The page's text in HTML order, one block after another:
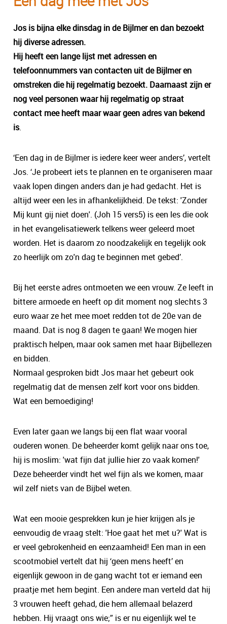
Jos is bijna elke dinsdag in de Bijlmer en dan bezoekt
hij diverse adressen.
Hij heeft een lange lijst met adressen en
telefoonnummers van contacten uit de Bijlmer en
omstreken die hij regelmatig bezoekt. Daarnaast zijn er
nog veel personen waar hij regelmatig op straat
contact mee heeft maar waar geen adres van bekend
is.
‘Een dag in de Bijlmer is iedere keer weer anders’, vertelt
Jos. ‘Je probeert iets te plannen en te organiseren maar
vaak lopen dingen anders dan je had gedacht. Het is
altijd weer een les in afhankelijkheid. De tekst: 'Zonder
Mij kunt gij niet doen'. (Joh 15 vers5) is een les die ook
in het evangelisatiewerk telkens weer geleerd moet
worden. Het is daarom zo noodzakelijk en tegelijk ook
zo heerlijk om zo'n dag te beginnen met gebed’.
Bij het eerste adres ontmoeten we een vrouw. Ze leeft in
bittere armoede en heeft op dit moment nog slechts 3
euro waar ze het mee moet redden tot de 20e van de
maand. Dat is nog 8 dagen te gaan! We mogen hier
praktisch helpen, maar ook samen met haar Bijbellezen
en bidden.
Normaal gesproken bidt Jos maar het gebeurt ook
regelmatig dat de mensen zelf kort voor ons bidden.
Wat een bemoediging!
Even later gaan we langs bij een flat waar vooral
ouderen wonen. De beheerder komt gelijk naar ons toe,
hij is moslim: 'wat fijn dat jullie hier zo vaak komen!'
Deze beheerder vindt het wel fijn als we komen, maar
wil zelf niets van de Bijbel weten.
Wat een mooie gesprekken kun je hier krijgen als je
eenvoudig de vraag stelt: 'Hoe gaat het met u?' Wat is
er veel gebrokenheid en eenzaamheid! Een man in een
scootmobiel vertelt dat hij ‘geen mens heeft’ en
eigenlijk gewoon in de gang wacht tot er iemand een
praatje met hem begint. Een andere man verteld dat hij
3 vrouwen heeft gehad, die hem allemaal belazerd
hebben. Hij vraagt ons wie;” is er nu eigenlijk wel te